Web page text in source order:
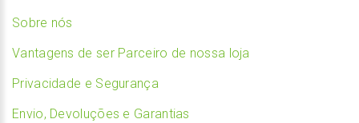
Sobre nós
Vantagens de ser Parceiro de nossa loja
Privacidade e Segurança
Envio, Devoluções e Garantias